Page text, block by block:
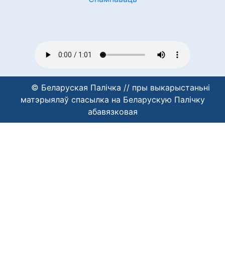
© Беларуская Палічка // пры выкарыстаньні
матэрыялаў спасылка на Беларускую Палічку
абавязковая